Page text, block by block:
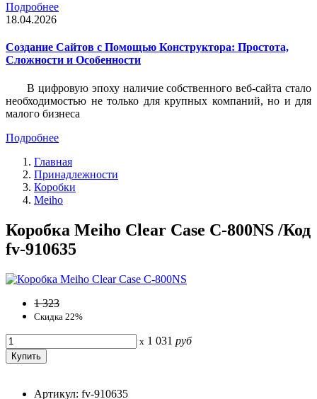
Подробнее
18.04.2026
Создание Сайтов с Помощью Конструктора: Простота,
Сложности и Особенности
В цифровую эпоху наличие собственного веб-сайта стало
необходимостью не только для крупных компаний, но и для
малого бизнеса
Подробнее
Главная
Принадлежности
Коробки
Meiho
Коробка Meiho Clear Case C-800NS /Код
fv-910635
1 323
Скидка 22%
x 1 031 руб
Артикул: fv-910635